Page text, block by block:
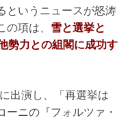
というニュースが怒涛
項は、 雪と選挙と
勢力との組閣に成功す
出演し、「再選挙は
ーニの『フォルツァ・